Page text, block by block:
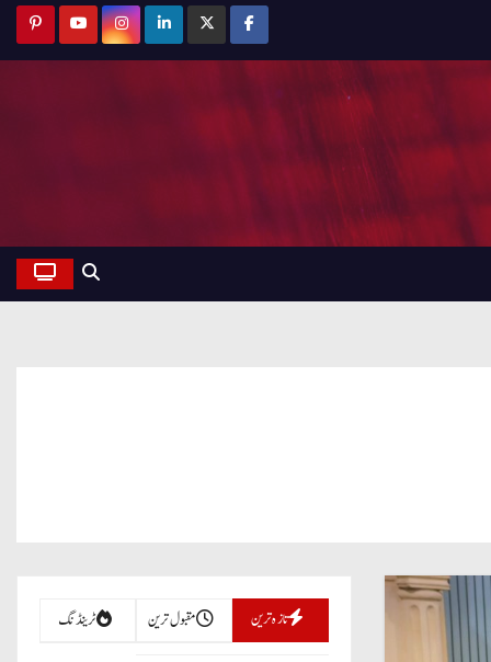
تازہ ترین مقبول ترین ٹرینڈنگ